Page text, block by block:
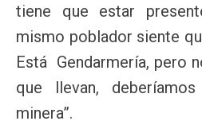
tiene que estar
mismo poblador siente
Está Gendarmería, pero
que llevan,
minera”.